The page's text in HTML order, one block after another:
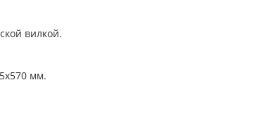
вилкой.
мм.